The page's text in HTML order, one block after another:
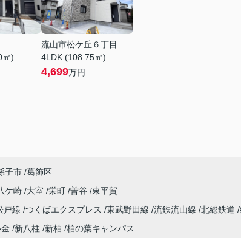
㎡)
流山市松ケ丘６丁目
4LDK (108.75㎡)
4,699万円
子市 葛飾区
ケ崎 大室 栄町 曽谷 東平賀
戸線 つくばエクスプレス 東武野田線 流鉄流山線 北総鉄道
新八柱 新柏 柏の葉キャンパス